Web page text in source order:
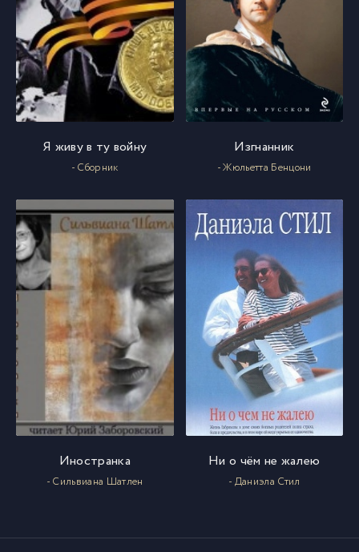
Я живу в ту войну
- Сборник
Изгнанник
- Жюльетта Бенцони
Иностранка
- Сильвиана Шатлен
Ни о чём не жалею
- Даниэла Стил